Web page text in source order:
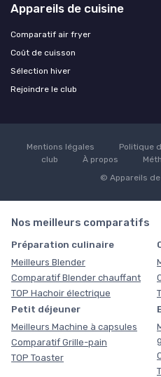
Appareils de cuisine
Comparatif air fryer
Coût de cuisson
Sélection hiver
Rejoindre le club
Mentions légales Politique
club
À propos
© Appareils
Nos meilleurs comparatifs
Préparation culinaire
Meilleurs Blender
Comparatif Blender chauffant
TOP Hachoir électrique
Petit déjeuner
Meilleurs Machine à capsules
Comparatif Grille-pain
TOP Toaster